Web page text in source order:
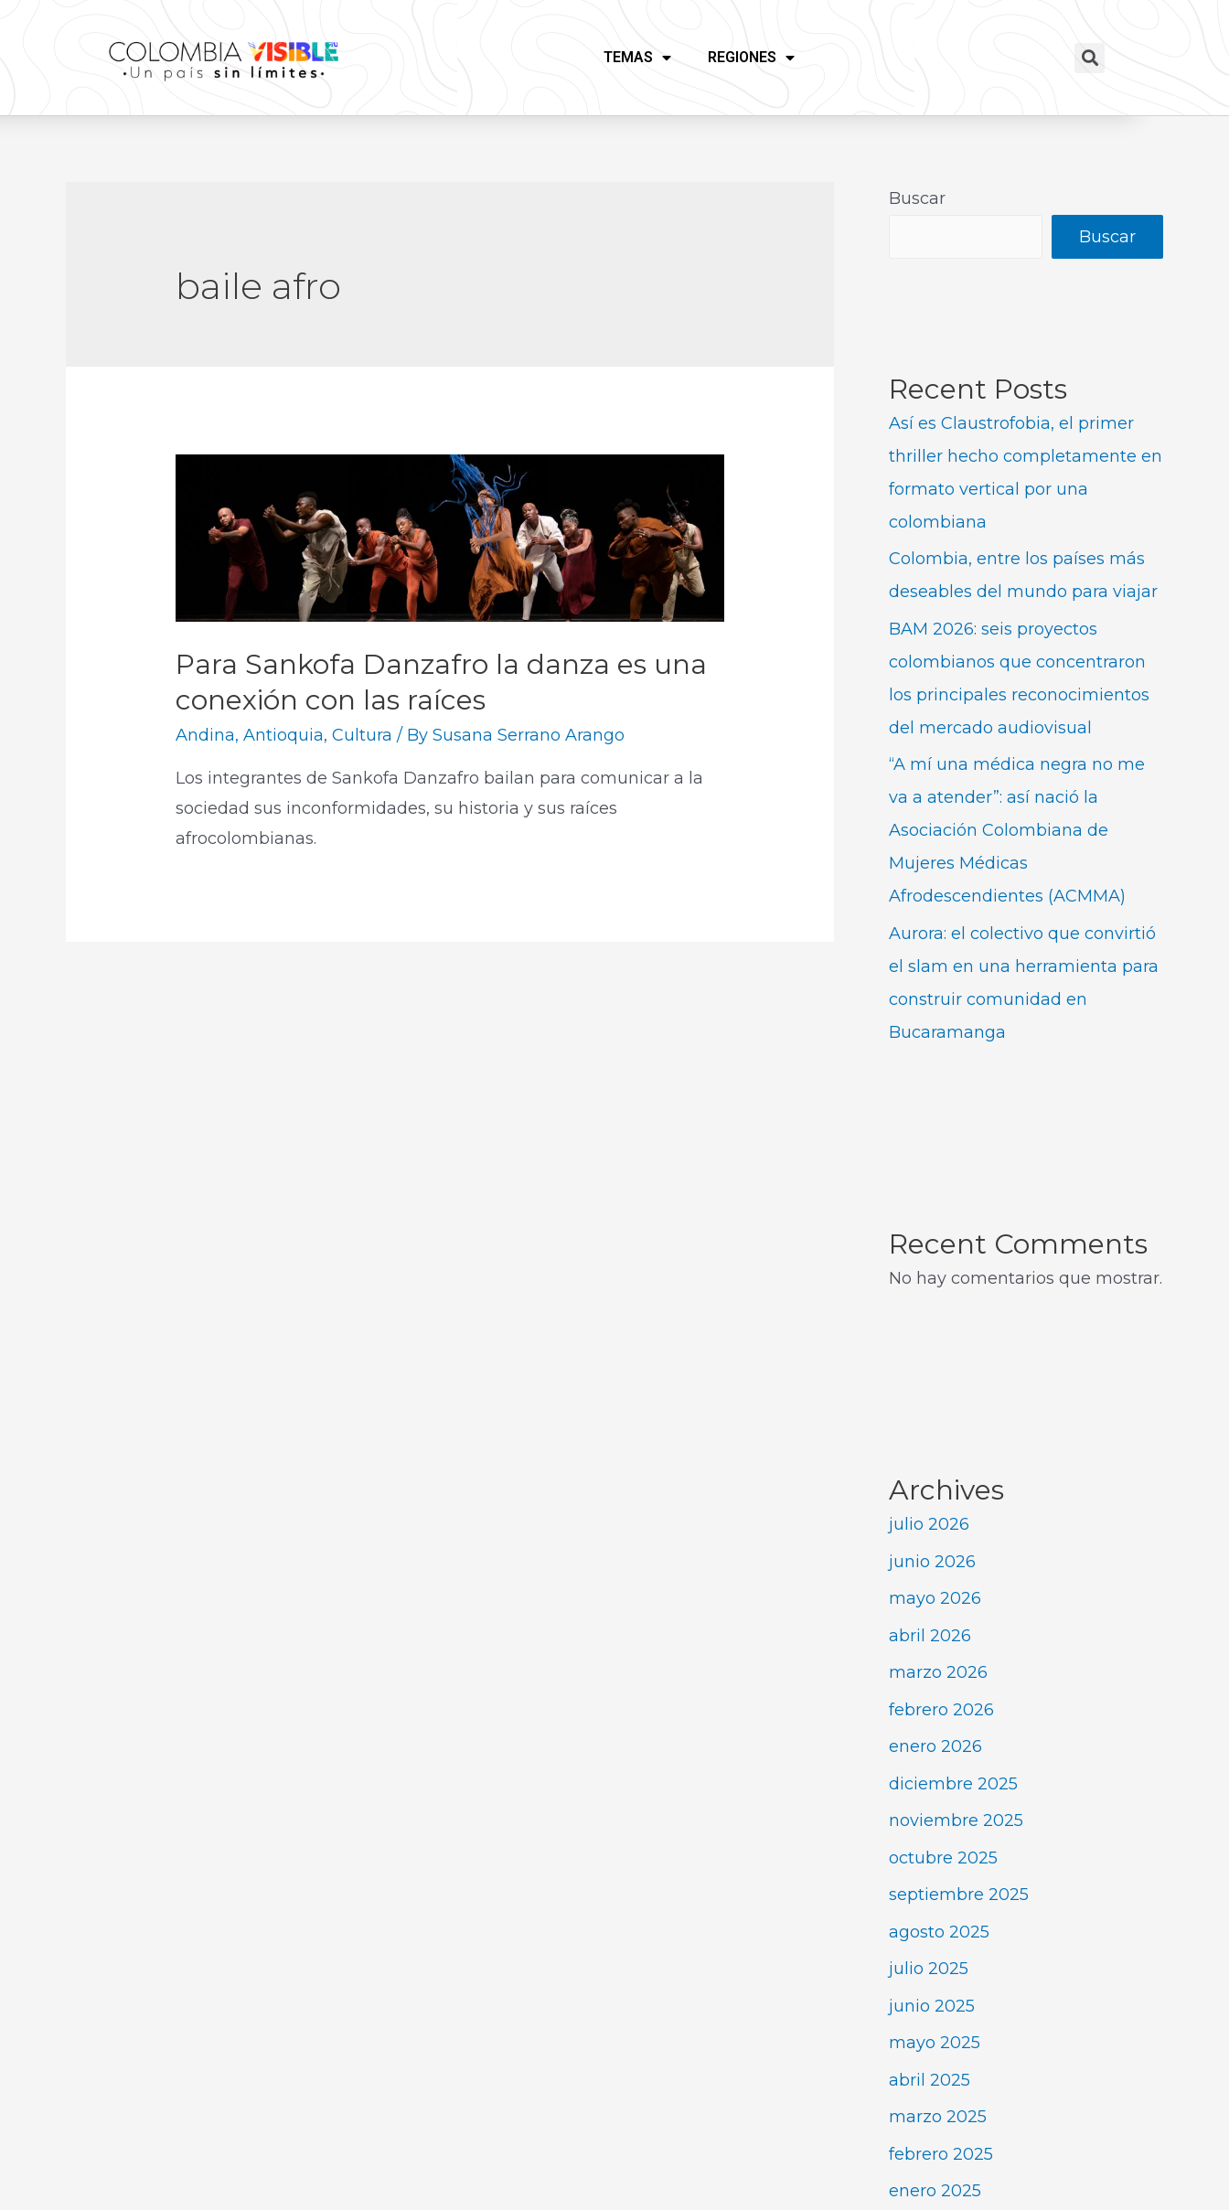
TEMAS REGIONES
baile afro
Para Sankofa Danzafro la danza es una
conexión con las raíces
Andina,Antioquia,Cultura / BySusana Serrano Arango
Los integrantes de Sankofa Danzafro bailan para comunicar a la
sociedad sus inconformidades, su historia y sus raíces
afrocolombianas.​
Buscar
Buscar
Recent Posts
Así es Claustrofobia, el primer
thriller hecho completamente en
formato vertical por una
colombiana
Colombia, entre los países más
deseables del mundo para viajar
BAM 2026: seis proyectos
colombianos que concentraron
los principales reconocimientos
del mercado audiovisual
“A mí una médica negra no me
va a atender”: así nació la
Asociación Colombiana de
Mujeres Médicas
Afrodescendientes (ACMMA)
Aurora: el colectivo que convirtió
el slam en una herramienta para
construir comunidad en
Bucaramanga
Recent Comments
No hay comentarios que mostrar.
Archives
julio 2026
junio 2026
mayo 2026
abril 2026
marzo 2026
febrero 2026
enero 2026
diciembre 2025
noviembre 2025
octubre 2025
septiembre 2025
agosto 2025
julio 2025
junio 2025
mayo 2025
abril 2025
marzo 2025
febrero 2025
enero 2025